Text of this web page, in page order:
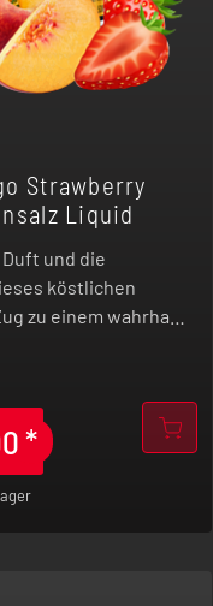
*
Strawberry
Liquid
und die
köstlichen
zu einem wahrhaft